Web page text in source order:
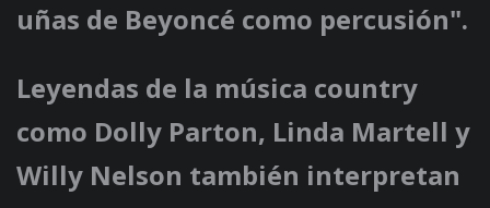
uñas de Beyoncé como percusión".
Leyendas de la música country
como Dolly Parton, Linda Martell y
Willy Nelson también interpretan